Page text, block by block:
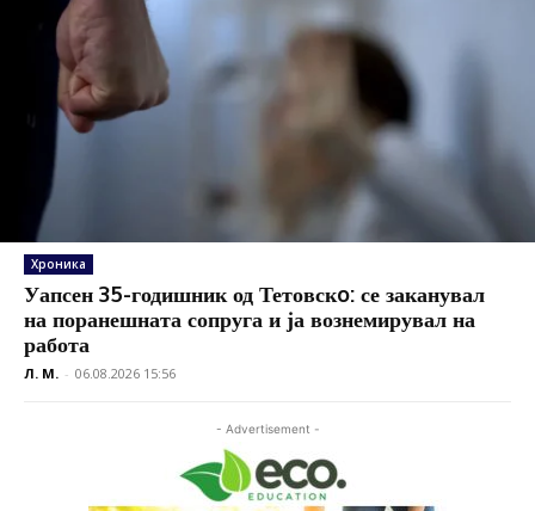
Хроника
Уапсен 35-годишник од Тетовскo: се заканувал
на поранешната сопруга и ја вознемирувал на
работа
Л. М. - 06.08.2026 15:56
- Advertisement -